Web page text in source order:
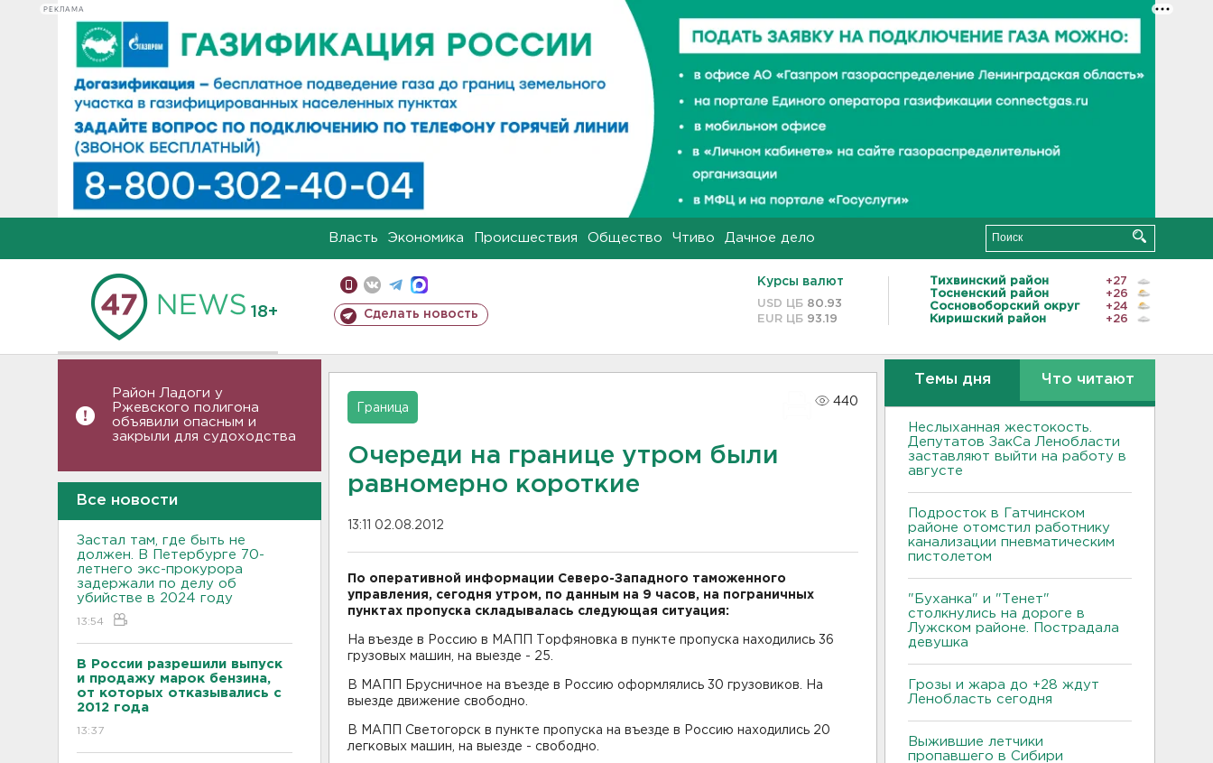
РЕКЛАМА
Власть Экономика Происшествия Общество Чтиво Дачное дело
18+ Сделать новость
Курсы валют
USD ЦБ 80.93
EUR ЦБ 93.19
Тихвинский район
+27
Тосненский район
+26
Сосновоборский округ
+24
Киришский район
+26
Район Ладоги у
Ржевского полигона
объявили опасным и
закрыли для судоходства
Все новости
Застал там, где быть не
должен. В Петербурге 70-
летнего экс-прокурора
задержали по делу об
убийстве в 2024 году
13:54
В России разрешили выпуск
и продажу марок бензина,
от которых отказывались с
2012 года
13:37
Граница
440
Очереди на границе утром были
равномерно короткие
13:11 02.08.2012
По оперативной информации Северо-Западного таможенного
управления, сегодня утром, по данным на 9 часов, на пограничных
пунктах пропуска складывалась следующая ситуация:
На въезде в Россию в МАПП Торфяновка в пункте пропуска находились 36
грузовых машин, на выезде - 25.
В МАПП Брусничное на въезде в Россию оформлялись 30 грузовиков. На
выезде движение свободно.
В МАПП Светогорск в пункте пропуска на въезде в Россию находились 20
легковых машин, на выезде - свободно.
Темы дня Что читают
Неслыханная жестокость.
Депутатов ЗакСа Ленобласти
заставляют выйти на работу в
августе
Подросток в Гатчинском
районе отомстил работнику
канализации пневматическим
пистолетом
"Буханка" и "Тенет"
столкнулись на дороге в
Лужском районе. Пострадала
девушка
Грозы и жара до +28 ждут
Ленобласть сегодня
Выжившие летчики
пропавшего в Сибири